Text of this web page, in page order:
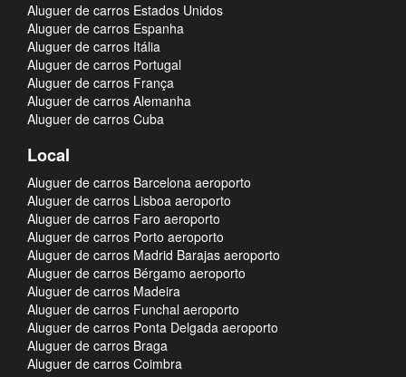
Aluguer de carros Estados Unidos
Aluguer de carros Espanha
Aluguer de carros Itália
Aluguer de carros Portugal
Aluguer de carros França
Aluguer de carros Alemanha
Aluguer de carros Cuba
Local
Aluguer de carros Barcelona aeroporto
Aluguer de carros Lisboa aeroporto
Aluguer de carros Faro aeroporto
Aluguer de carros Porto aeroporto
Aluguer de carros Madrid Barajas aeroporto
Aluguer de carros Bérgamo aeroporto
Aluguer de carros Madeira
Aluguer de carros Funchal aeroporto
Aluguer de carros Ponta Delgada aeroporto
Aluguer de carros Braga
Aluguer de carros Coimbra